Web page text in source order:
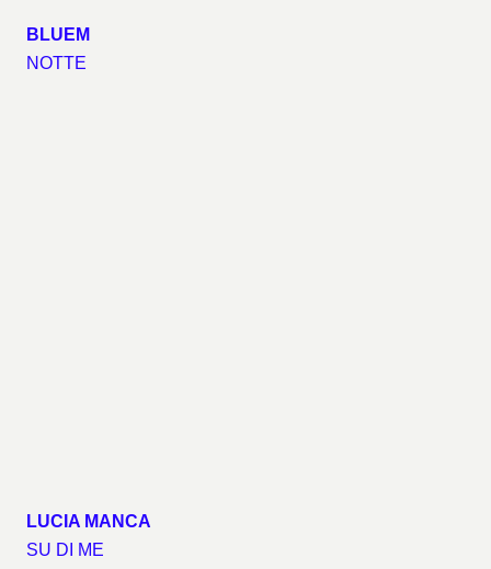
BLUEM
NOTTE
LUCIA MANCA
SU DI ME